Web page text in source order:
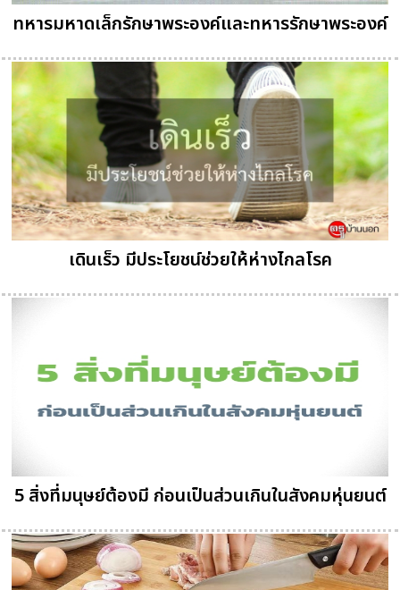
ทหารมหาดเล็กรักษาพระองค์และทหารรักษาพระองค์
เดินเร็ว มีประโยชน์ช่วยให้ห่างไกลโรค
5 สิ่งที่มนุษย์ต้องมี ก่อนเป็นส่วนเกินในสังคมหุ่นยนต์